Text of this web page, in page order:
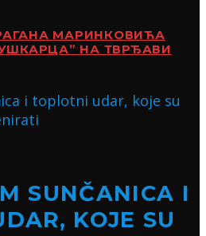
МАРИНКОВИЋА
НА ТВРЂАВИ
SUNČANICA I
KOJE SU